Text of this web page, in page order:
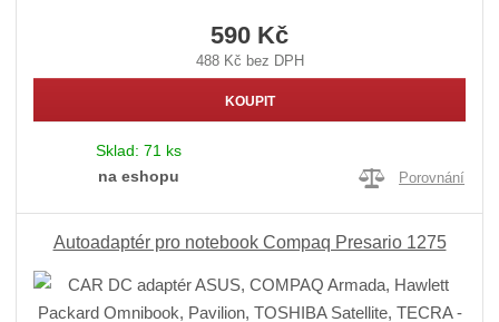
590 Kč
488 Kč bez DPH
KOUPIT
Sklad: 71 ks
na eshopu
Porovnání
Autoadaptér pro notebook Compaq Presario 1275